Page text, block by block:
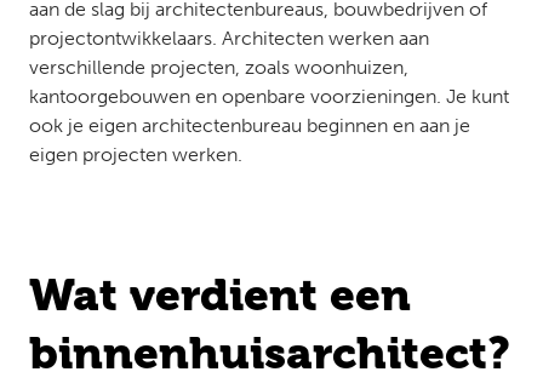
aan de slag bij architectenbureaus, bouwbedrijven of
projectontwikkelaars. Architecten werken aan
verschillende projecten, zoals woonhuizen,
kantoorgebouwen en openbare voorzieningen. Je kunt
ook je eigen architectenbureau beginnen en aan je
eigen projecten werken.
Wat verdient een
binnenhuisarchitect?